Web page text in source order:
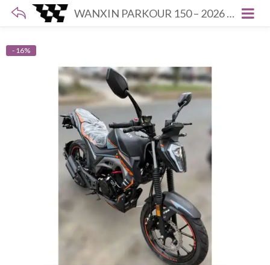
WANXIN PARKOUR 150 – 2026 -ANARANJADO
- 16%